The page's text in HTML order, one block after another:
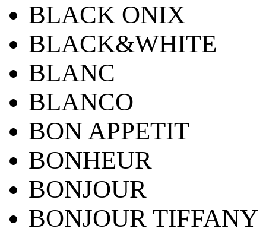
BLACK ONIX
BLACK&WHITE
BLANC
BLANCO
BON APPETIT
BONHEUR
BONJOUR
BONJOUR TIFFANY